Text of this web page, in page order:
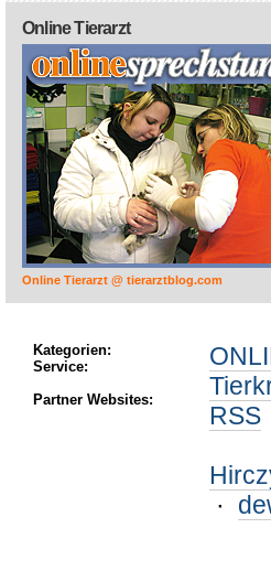
Online Tierarzt
Online Tierarzt @ tierarztblog.com
Kategorien:
Service:
Partner Websites:
RSS
·